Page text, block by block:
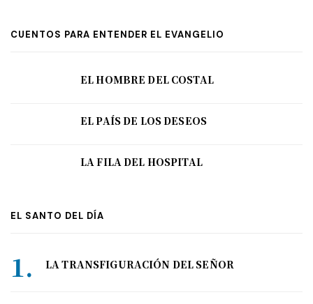
CUENTOS PARA ENTENDER EL EVANGELIO
EL HOMBRE DEL COSTAL
EL PAÍS DE LOS DESEOS
LA FILA DEL HOSPITAL
EL SANTO DEL DÍA
LA TRANSFIGURACIÓN DEL SEÑOR